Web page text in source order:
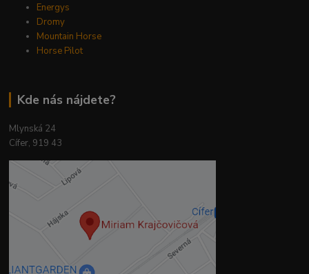
Energys
Dromy
Mountain Horse
Horse Pilot
Kde nás nájdete?
Mlynská 24
Cífer, 919 43